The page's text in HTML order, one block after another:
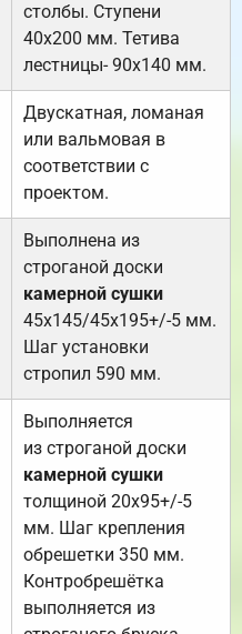
столбы. Ступени
40х200 мм. Тетива
лестницы- 90х140 мм.
Двускатная, ломаная
или вальмовая в
соответствии с
проектом.
Выполнена из
строганой доски
камерной сушки
45х145/45х195+/-5 мм.
Шаг установки
стропил 590 мм.
Выполняется
из строганой доски
камерной сушки
толщиной 20х95+/-5
мм. Шаг крепления
обрешетки 350 мм.
Контробрешётка
выполняется из